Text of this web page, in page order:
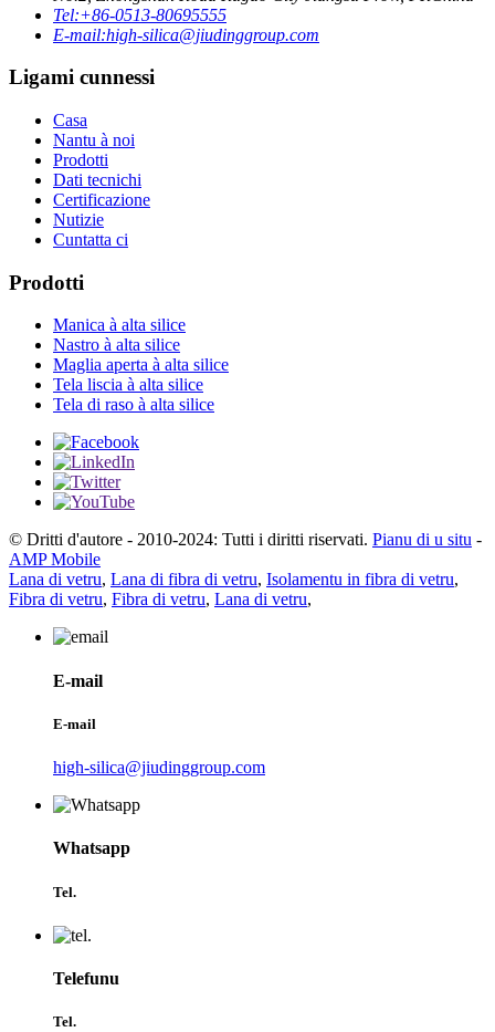
Tel:+86-0513-80695555
E-mail:high-silica@jiudinggroup.com
Ligami cunnessi
Casa
Nantu à noi
Prodotti
Dati tecnichi
Certificazione
Nutizie
Cuntatta ci
Prodotti
Manica à alta silice
Nastro à alta silice
Maglia aperta à alta silice
Tela liscia à alta silice
Tela di raso à alta silice
© Dritti d'autore - 2010-2024: Tutti i diritti riservati. Pianu di u situ -
AMP Mobile
Lana di vetru, Lana di fibra di vetru, Isolamentu in fibra di vetru,
Fibra di vetru, Fibra di vetru, Lana di vetru,
E-mail
E-mail
high-silica@jiudinggroup.com
Whatsapp
Tel.
Telefunu
Tel.